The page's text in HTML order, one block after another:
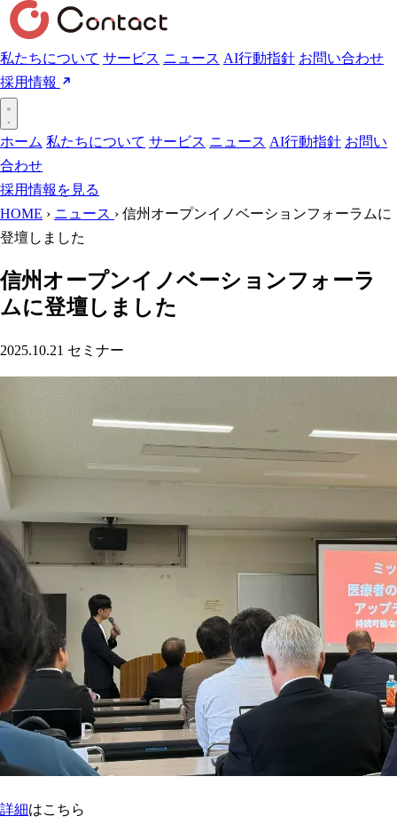
私たちについて サービス ニュース AI行動指針 お問い合わせ
採用情報
ホーム 私たちについて サービス ニュース AI行動指針 お問い
合わせ
採用情報を見る
HOME › ニュース › 信州オープンイノベーションフォーラムに
登壇しました
信州オープンイノベーションフォーラ
ムに登壇しました
2025.10.21 セミナー
詳細はこちら